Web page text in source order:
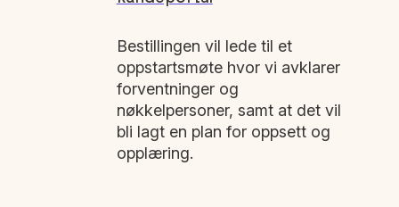
Bestillingen vil lede til et
oppstartsmøte hvor vi avklarer
forventninger og
nøkkelpersoner, samt at det vil
bli lagt en plan for oppsett og
opplæring.